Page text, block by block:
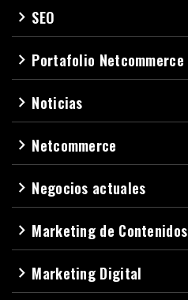
navigate_next SEO
navigate_next Portafolio Netcommerce
navigate_next Noticias
navigate_next Netcommerce
navigate_next Negocios actuales
navigate_next Marketing de Contenidos
navigate_next Marketing Digital